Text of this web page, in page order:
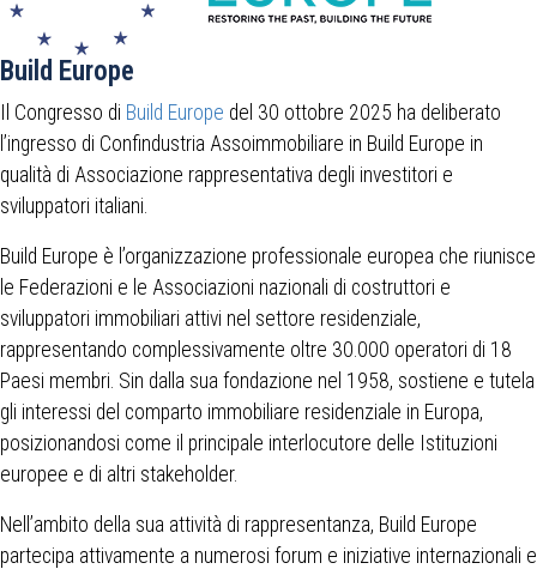
Build Europe
Il Congresso di Build Europe del 30 ottobre 2025 ha deliberato
l’ingresso di Confindustria Assoimmobiliare in Build Europe in
qualità di Associazione rappresentativa degli investitori e
sviluppatori italiani.
Build Europe è l’organizzazione professionale europea che riunisce
le Federazioni e le Associazioni nazionali di costruttori e
sviluppatori immobiliari attivi nel settore residenziale,
rappresentando complessivamente oltre 30.000 operatori di 18
Paesi membri. Sin dalla sua fondazione nel 1958, sostiene e tutela
gli interessi del comparto immobiliare residenziale in Europa,
posizionandosi come il principale interlocutore delle Istituzioni
europee e di altri stakeholder.
Nell’ambito della sua attività di rappresentanza, Build Europe
partecipa attivamente a numerosi forum e iniziative internazionali e